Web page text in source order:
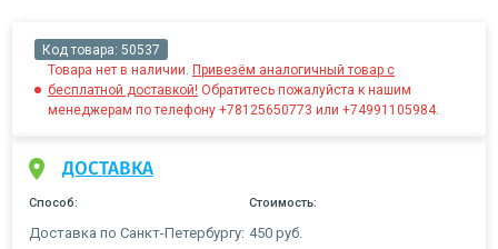
Код товара: 50537
Товара нет в наличии. Привезём аналогичный товар с
бесплатной доставкой! Обратитесь пожалуйста к нашим
менеджерам по телефону +78125650773 или +74991105984.
ДОСТАВКА
Способ: Стоимость:
Доставка по Санкт-Петербургу: 450 руб.